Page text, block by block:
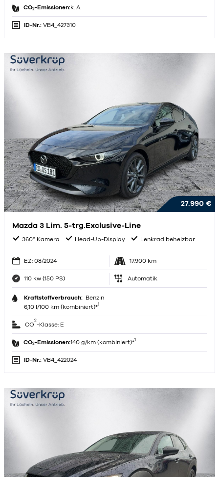
CO2-Emissionen:k. A.
ID-Nr.: VB4_427310
27.990 €
Mazda 3 Lim. 5-trg.Exclusive-Line
360° Kamera Head-Up-Display Lenkrad beheizbar
EZ: 08/2024 17.900 km
110 kw (150 PS) Automatik
Kraftstoffverbrauch: Benzin
6,10 l/100 km (kombiniert)*1
CO
2
-Klasse: E
CO2-Emissionen:140 g/km (kombiniert)*1
ID-Nr.: VB4_422024